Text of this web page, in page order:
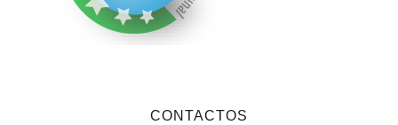
CONTACTOS